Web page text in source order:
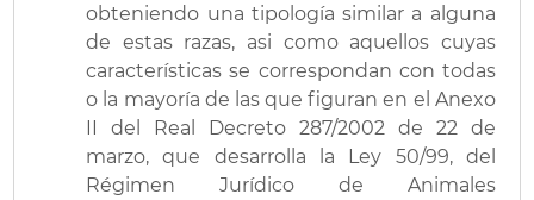
obteniendo una tipología similar a alguna
de estas razas, asi como aquellos cuyas
características se correspondan con todas
o la mayoría de las que figuran en el Anexo
II del Real Decreto 287/2002 de 22 de
marzo, que desarrolla la Ley 50/99, del
Régimen Jurídico de Animales